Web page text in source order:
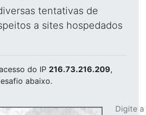
tentativas de
a sites hospedados
do IP 216.73.216.209,
abaixo.
Digite